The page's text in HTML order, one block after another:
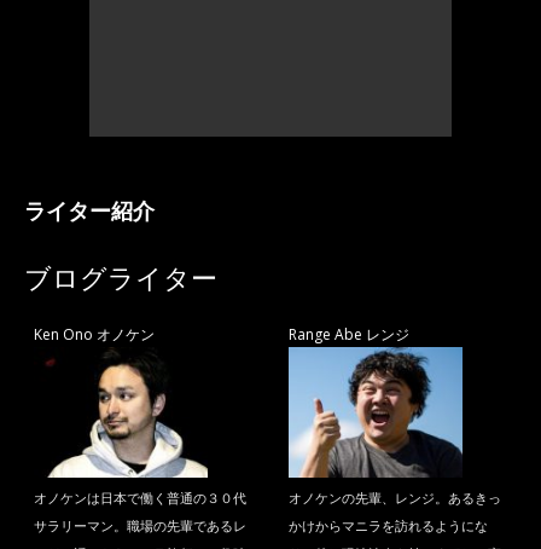
ライター紹介
ブログライター
Ken Ono オノケン
オノケンは日本で働く普通の３０代
サラリーマン。職場の先輩であるレ
Range Abe レンジ
オノケンの先輩、レンジ。あるきっ
かけからマニラを訪れるようにな